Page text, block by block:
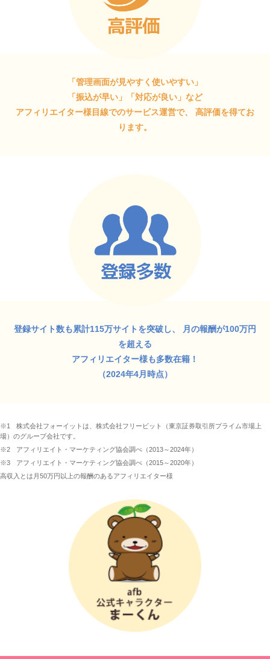
「管理画面が見やすく使いやすい」
「振込が早い」「対応が良い」など
アフィリエイター様目線でのサービス運営で、
高評価を得てお
ります。
登録サイト数も累計115万サイトを突破し、
月の報酬が100万円
を超える
アフィリエイター様も多数在籍！
（2024年4月時点）
※1
株式会社フォーイットは、株式会社フリービット（東京証券取引所プライム市場上
場）のグループ会社です。
※2
アフィリエイト・マーケティング協会調べ（2013～2024年）
※3
アフィリエイト・マーケティング協会調べ（2015～2020年）
高収入とは月50万円以上の報酬のあるアフィリエイター様